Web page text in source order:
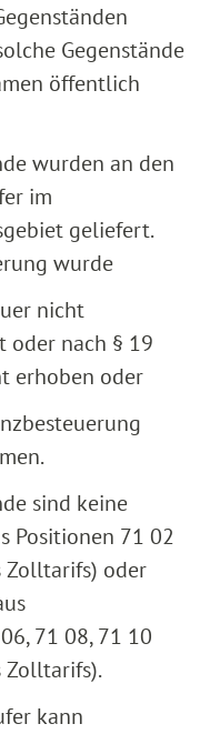
Gegenstände
öffentlich
wurden an den
im
geliefert.
wurde
nicht
oder nach § 19
erhoben oder
sind keine
Positionen 71 02
Zolltarifs) oder
71 08, 71 10
Zolltarifs).
kann